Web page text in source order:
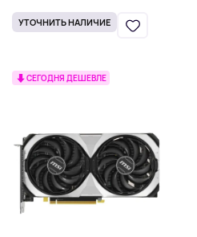
УТОЧНИТЬ НАЛИЧИЕ
СЕГОДНЯ ДЕШЕВЛЕ